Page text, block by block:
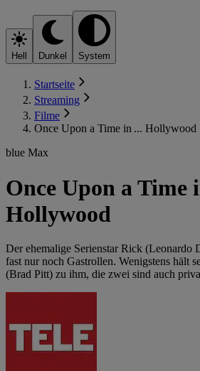
Hell Dunkel System
Startseite
Streaming
Filme
Once Upon a Time in ... Hollywood
blue Max
Once Upon a Time
Hollywood
Der ehemalige Serienstar Rick (Leonardo
fast nur noch Gastrollen. Wenigstens hält
(Brad Pitt) zu ihm, die zwei sind auch